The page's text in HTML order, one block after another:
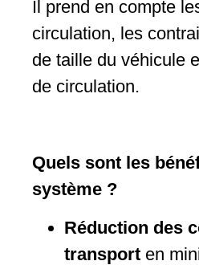
Il prend en compte
circulation, les
de taille du véhicule
de circulation.
Quels sont les
système ?
Réduction des
transport en